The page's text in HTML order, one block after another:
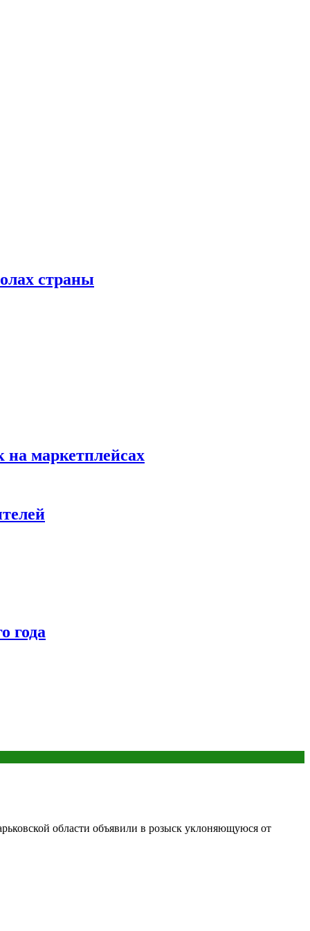
страны
на маркетплейсах
года
области объявили в розыск уклоняющуюся от